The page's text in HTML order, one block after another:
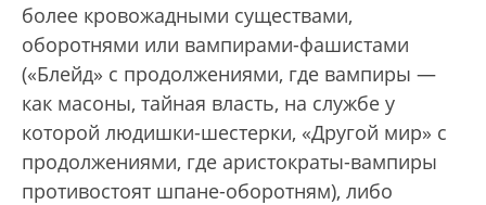
более кровожадными существами,
оборотнями или вампирами-фашистами
(«Блейд» с продолжениями, где вампиры —
как масоны, тайная власть, на службе у
которой людишки-шестерки, «Другой мир» с
продолжениями, где аристократы-вампиры
противостоят шпане-оборотням), либо